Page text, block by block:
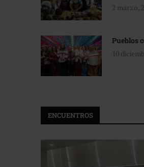
2 marzo,
Pueblos
10
ENCUENTROS